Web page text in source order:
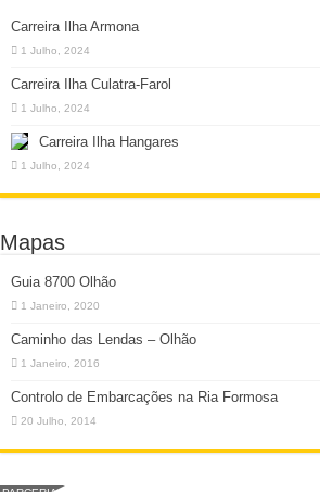
Carreira Ilha Armona
1 Julho, 2024
Carreira Ilha Culatra-Farol
1 Julho, 2024
Carreira Ilha Hangares
1 Julho, 2024
Mapas
Guia 8700 Olhão
1 Janeiro, 2020
Caminho das Lendas – Olhão
1 Janeiro, 2016
Controlo de Embarcações na Ria Formosa
20 Julho, 2014